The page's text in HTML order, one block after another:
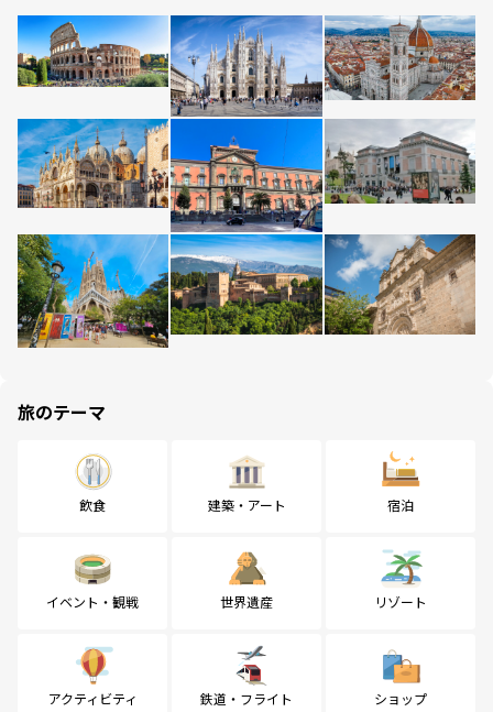
旅のテーマ
飲食 建築・アート 宿泊
イベント・観戦 世界遺産 リゾート
アクティビティ 鉄道・フライト ショップ